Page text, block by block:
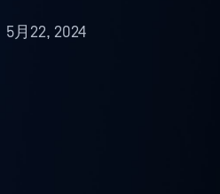
5月22, 2024